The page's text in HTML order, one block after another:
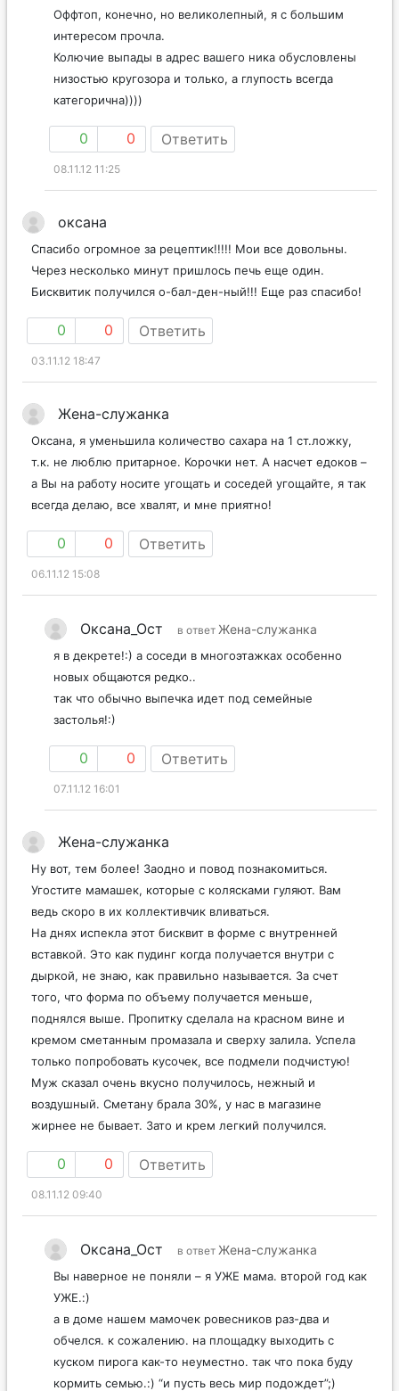
Оффтоп, конечно, но великолепный, я с большим
интересом прочла.
Колючие выпады в адрес вашего ника обусловлены
низостью кругозора и только, а глупость всегда
категорична))))
0 0 Ответить
08.11.12 11:25
оксана
Спасибо огромное за рецептик!!!!! Мои все довольны.
Через несколько минут пришлось печь еще один.
Бисквитик получился о-бал-ден-ный!!! Еще раз спасибо!
0 0 Ответить
03.11.12 18:47
Жена-служанка
Оксана, я уменьшила количество сахара на 1 ст.ложку,
т.к. не люблю притарное. Корочки нет. А насчет едоков –
а Вы на работу носите угощать и соседей угощайте, я так
всегда делаю, все хвалят, и мне приятно!
0 0 Ответить
06.11.12 15:08
Оксана_Ост в ответ Жена-служанка
я в декрете!:) а соседи в многоэтажках особенно
новых общаются редко..
так что обычно выпечка идет под семейные
застолья!:)
0 0 Ответить
07.11.12 16:01
Жена-служанка
Ну вот, тем более! Заодно и повод познакомиться.
Угостите мамашек, которые с колясками гуляют. Вам
ведь скоро в их коллективчик вливаться.
На днях испекла этот бисквит в форме с внутренней
вставкой. Это как пудинг когда получается внутри с
дыркой, не знаю, как правильно называется. За счет
того, что форма по объему получается меньше,
поднялся выше. Пропитку сделала на красном вине и
кремом сметанным промазала и сверху залила. Успела
только попробовать кусочек, все подмели подчистую!
Муж сказал очень вкусно получилось, нежный и
воздушный. Сметану брала 30%, у нас в магазине
жирнее не бывает. Зато и крем легкий получился.
0 0 Ответить
08.11.12 09:40
Оксана_Ост в ответ Жена-служанка
Вы наверное не поняли – я УЖЕ мама. второй год как
УЖЕ.:)
а в доме нашем мамочек ровесников раз-два и
обчелся. к сожалению. на площадку выходить с
куском пирога как-то неуместно. так что пока буду
кормить семью.:) “и пусть весь мир подождет”;)